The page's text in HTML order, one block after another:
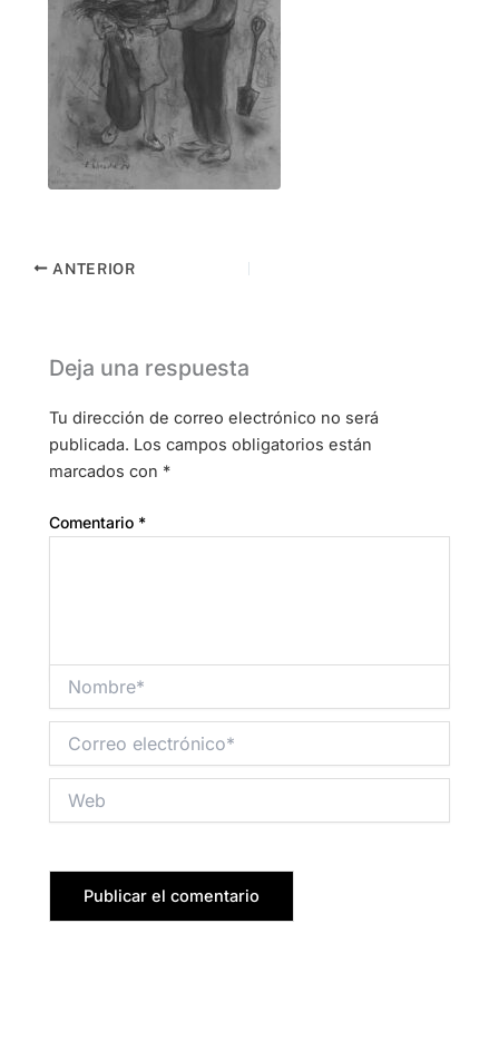
ANTERIOR
Deja una respuesta
Tu dirección de correo electrónico no será
publicada. Los campos obligatorios están
marcados con *
Comentario *
electrónico*